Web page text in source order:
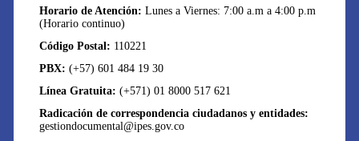
Horario de Atención: Lunes a Viernes: 7:00 a.m a 4:00 p.m
(Horario continuo)
Código Postal: 110221
PBX: (+57) 601 484 19 30
Línea Gratuita: (+571) 01 8000 517 621
Radicación de correspondencia ciudadanos y entidades:
gestiondocumental@ipes.gov.co